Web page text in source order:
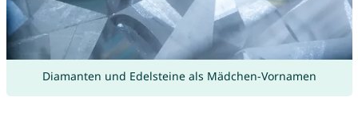
Diamanten und Edelsteine als Mädchen-Vornamen